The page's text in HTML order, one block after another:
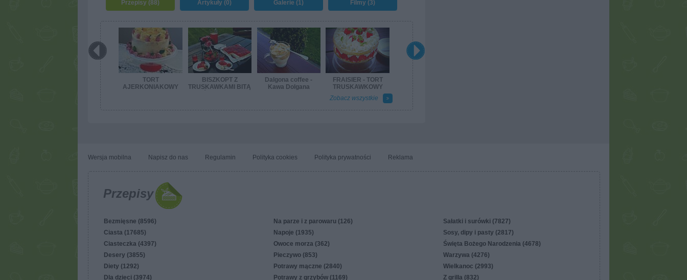
Przepisy (88) Artykuły (0) Galerie (1) Filmy (3)
TORT
AJERKONIAKOWY
BISZKOPT Z
TRUSKAWKAMI BITĄ
Dalgona coffee -
Kawa Dolgana
FRAISIER - TORT
TRUSKAWKOWY
Zobacz wszystkie
Wersja mobilna Napisz do nas Regulamin Polityka cookies Polityka prywatności Reklama
Przepisy
Bezmięsne (8596)
Ciasta (17685)
Ciasteczka (4397)
Desery (3855)
Diety (1292)
Dla dzieci (3974)
Na parze i z parowaru (126)
Napoje (1935)
Owoce morza (362)
Pieczywo (853)
Potrawy mączne (2840)
Potrawy z grzybów (1169)
Sałatki i surówki (7827)
Sosy, dipy i pasty (2817)
Święta Bożego Narodzenia (4678)
Warzywa (4276)
Wielkanoc (2993)
Z grilla (832)